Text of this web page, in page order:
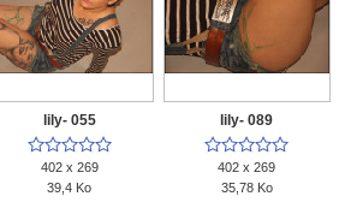
lily- 055

402 x 269
39,4 Ko
lily- 089

402 x 269
35,78 Ko